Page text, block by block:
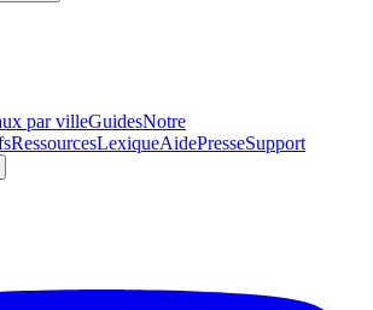
par villeGuidesNotre
RessourcesLexiqueAidePresseSupport